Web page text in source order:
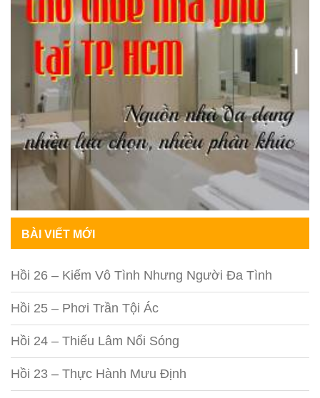
BÀI VIẾT MỚI
Hồi 26 – Kiếm Vô Tình Nhưng Người Đa Tình
Hồi 25 – Phơi Trần Tội Ác
Hồi 24 – Thiếu Lâm Nổi Sóng
Hồi 23 – Thực Hành Mưu Định